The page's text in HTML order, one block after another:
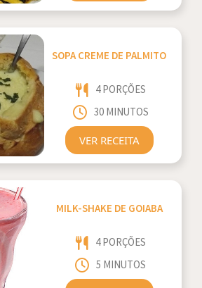
SOPA CREME DE PALMITO
4 PORÇÕES
30 MINUTOS
VER RECEITA
MILK-SHAKE DE GOIABA
4 PORÇÕES
5 MINUTOS